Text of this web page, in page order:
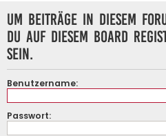
Um Beiträge in diesem
du auf diesem Board
sein.
Benutzername:
Passwort: